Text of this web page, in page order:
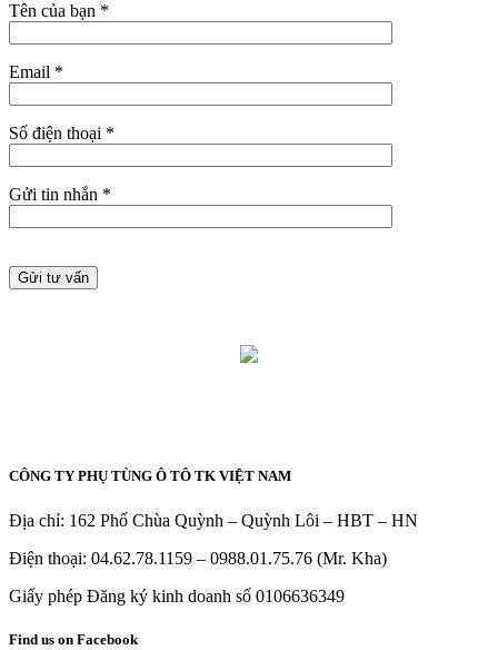
Tên của bạn *
Email *
Số điện thoại *
Gửi tin nhắn *
CÔNG TY PHỤ TÙNG Ô TÔ TK VIỆT NAM
Địa chỉ: 162 Phố Chùa Quỳnh – Quỳnh Lôi – HBT – HN
Điện thoại: 04.62.78.1159 – 0988.01.75.76 (Mr. Kha)
Giấy phép Đăng ký kinh doanh số 0106636349
Find us on Facebook